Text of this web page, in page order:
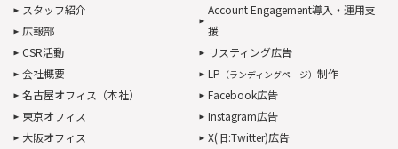
スタッフ紹介
広報部
CSR活動
会社概要
名古屋オフィス（本社）
東京オフィス
大阪オフィス
Account Engagement導入・運用支
援
リスティング広告
LP （ランディングページ） 制作
Facebook広告
Instagram広告
X(旧:Twitter)広告